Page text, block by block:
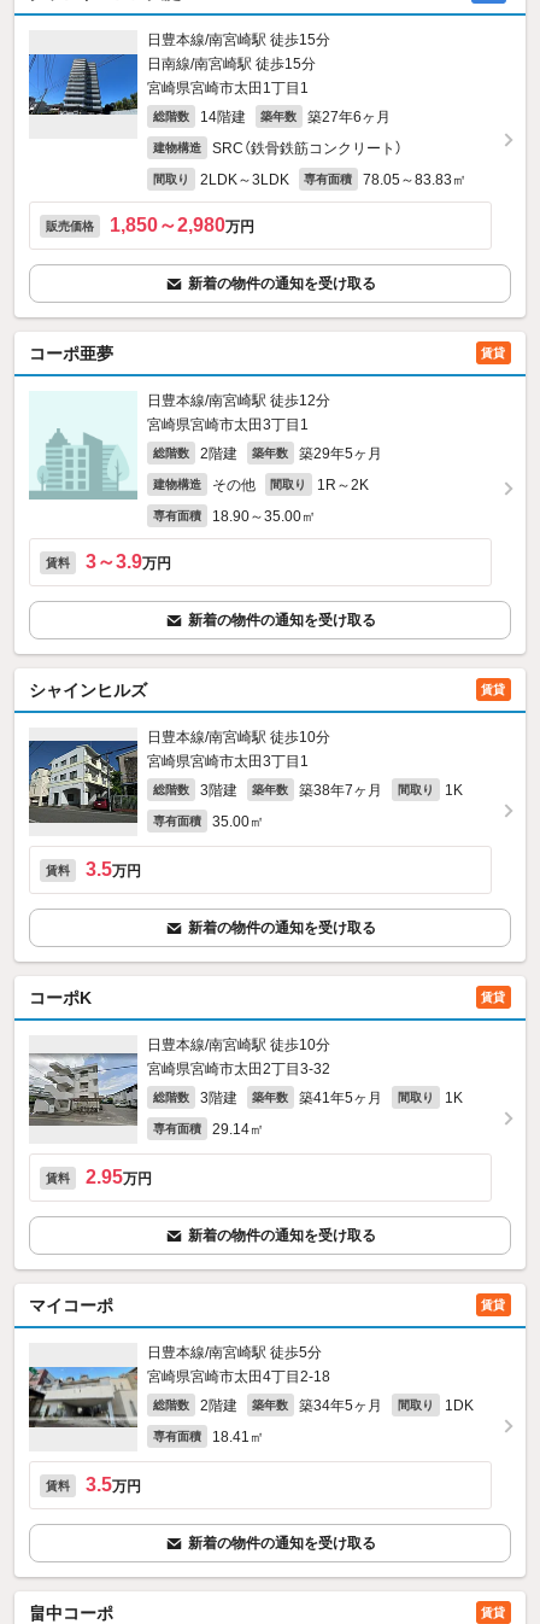
日豊本線/南宮崎駅 徒歩15分
日南線/南宮崎駅 徒歩15分
宮崎県宮崎市太田1丁目1
総階数 14階建 築年数 築27年6ヶ月
建物構造 SRC（鉄骨鉄筋コンクリート）
間取り 2LDK～3LDK 専有面積 78.05～83.83㎡
販売価格 1,850～2,980万円
新着の物件の通知を受け取る
コーポ亜夢 賃貸
日豊本線/南宮崎駅 徒歩12分
宮崎県宮崎市太田3丁目1
総階数 2階建 築年数 築29年5ヶ月
建物構造 その他 間取り 1R～2K
専有面積 18.90～35.00㎡
賃料 3～3.9万円
新着の物件の通知を受け取る
シャインヒルズ 賃貸
日豊本線/南宮崎駅 徒歩10分
宮崎県宮崎市太田3丁目1
総階数 3階建 築年数 築38年7ヶ月 間取り 1K
専有面積 35.00㎡
賃料 3.5万円
新着の物件の通知を受け取る
コーポK 賃貸
日豊本線/南宮崎駅 徒歩10分
宮崎県宮崎市太田2丁目3-32
総階数 3階建 築年数 築41年5ヶ月 間取り 1K
専有面積 29.14㎡
賃料 2.95万円
新着の物件の通知を受け取る
マイコーポ 賃貸
日豊本線/南宮崎駅 徒歩5分
宮崎県宮崎市太田4丁目2-18
総階数 2階建 築年数 築34年5ヶ月 間取り 1DK
専有面積 18.41㎡
賃料 3.5万円
新着の物件の通知を受け取る
畠中コーポ 賃貸